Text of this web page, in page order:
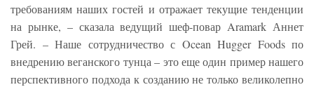
требованиям наших гостей и отражает текущие тенденции
на рынке, – сказала ведущий шеф-повар Aramark Аннет
Грей. – Наше сотрудничество с Ocean Hugger Foods по
внедрению веганского тунца – это еще один пример нашего
перспективного подхода к созданию не только великолепно